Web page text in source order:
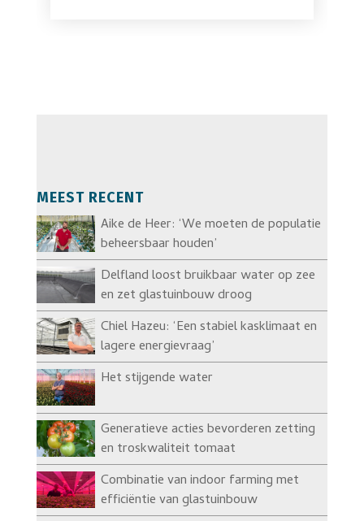
MEEST RECENT
Aike de Heer: ‘We moeten de populatie
beheersbaar houden’
Delfland loost bruikbaar water op zee
en zet glastuinbouw droog
Chiel Hazeu: ‘Een stabiel kasklimaat en
lagere energievraag’
Het stijgende water
Generatieve acties bevorderen zetting
en troskwaliteit tomaat
Combinatie van indoor farming met
efficiëntie van glastuinbouw